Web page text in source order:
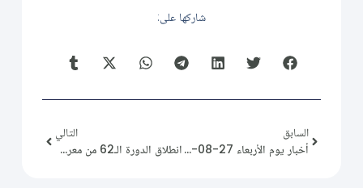
شاركها على:
السابق
أخبار يوم الأربعاء 27-08-2025
التالي
انطلاق الدورة الـ62 من معرض دمشق الدولي